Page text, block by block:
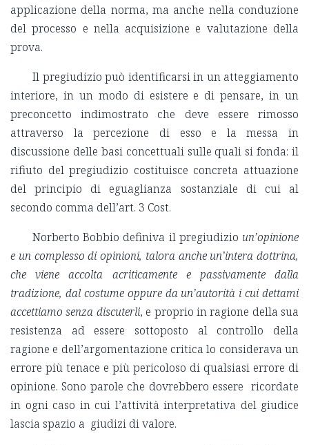
applicazione della norma, ma anche nella conduzione
del processo e nella acquisizione e valutazione della
prova.
Il pregiudizio può identificarsi in un atteggiamento
interiore, in un modo di esistere e di pensare, in un
preconcetto indimostrato che deve essere rimosso
attraverso la percezione di esso e la messa in
discussione delle basi concettuali sulle quali si fonda: il
rifiuto del pregiudizio costituisce concreta attuazione
del principio di eguaglianza sostanziale di cui al
secondo comma dell’art. 3 Cost.
Norberto Bobbio definiva il pregiudizio un’opinione
e un complesso di opinioni, talora anche un’intera dottrina,
che viene accolta acriticamente e passivamente dalla
tradizione, dal costume oppure da un’autorità i cui dettami
accettiamo senza discuterli, e proprio in ragione della sua
resistenza ad essere sottoposto al controllo della
ragione e dell’argomentazione critica lo considerava un
errore più tenace e più pericoloso di qualsiasi errore di
opinione. Sono parole che dovrebbero essere ricordate
in ogni caso in cui l’attività interpretativa del giudice
lascia spazio a giudizi di valore.